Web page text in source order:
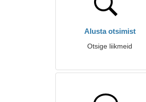
Alusta otsimist
Otsige liikmeid